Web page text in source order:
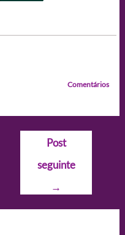
Comentários
Post
seguinte
→